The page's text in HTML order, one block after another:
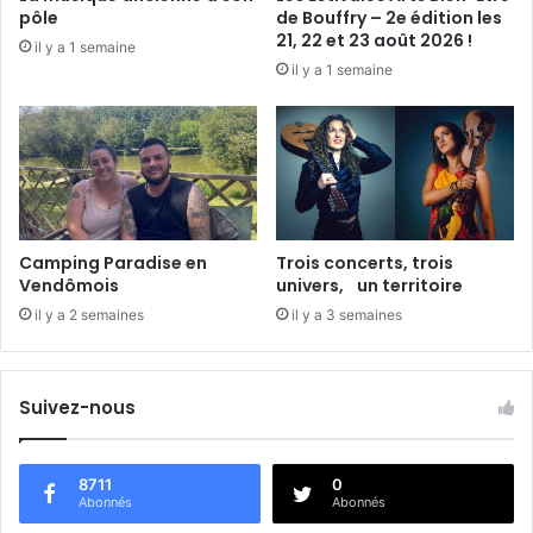
e
n
d
m
e
pôle
il y a 1 semaine
de Bouffry – 2e édition les
21, 22 et 23 août 2026 !
il y a 1 semaine
Camping Paradise en
Vendômois
il y a 2 semaines
Trois concerts, trois
univers, un territoire
il y a 3 semaines
Suivez-nous
8711
Abonnés
0
Abonnés